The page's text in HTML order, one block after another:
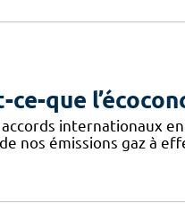
ce-que
accords internationaux
nos émissions gaz à